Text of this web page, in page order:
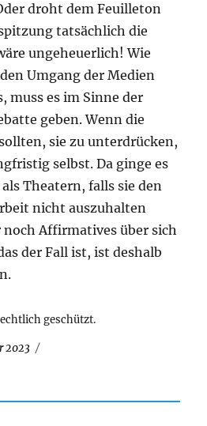
droht dem Feuilleton
tatsächlich die
ungeheuerlich! Wie
Umgang der Medien
muss es im Sinne der
geben. Wenn die
sie zu unterdrücken,
selbst. Da ginge es
Theatern, falls sie den
nicht auszuhalten
Affirmatives über sich
der Fall ist, ist deshalb
geschützt.
2023